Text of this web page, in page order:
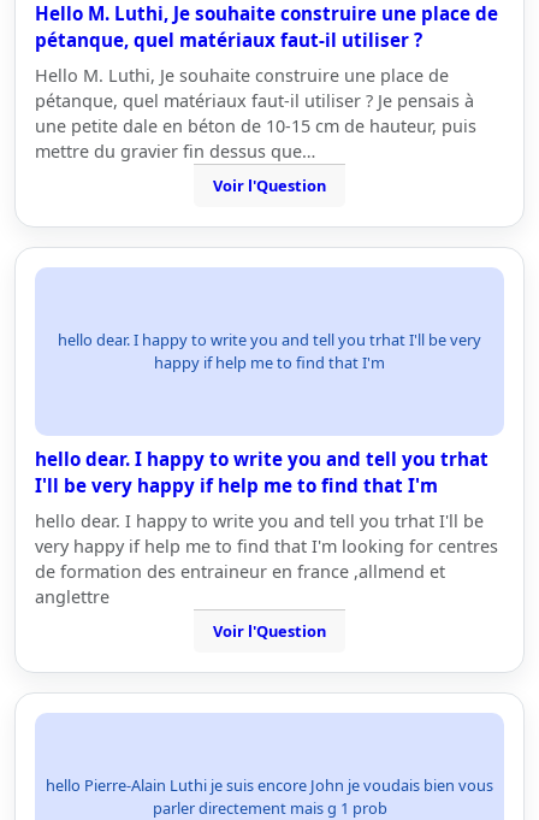
Hello M. Luthi, Je souhaite construire une place de
pétanque, quel matériaux faut-il utiliser ?
Hello M. Luthi, Je souhaite construire une place de
pétanque, quel matériaux faut-il utiliser ? Je pensais à
une petite dale en béton de 10-15 cm de hauteur, puis
mettre du gravier fin dessus que…
Voir l'Question
hello dear. I happy to write you and tell you trhat I'll be very
happy if help me to find that I'm
hello dear. I happy to write you and tell you trhat
I'll be very happy if help me to find that I'm
hello dear. I happy to write you and tell you trhat I'll be
very happy if help me to find that I'm looking for centres
de formation des entraineur en france ,allmend et
anglettre
Voir l'Question
hello Pierre-Alain Luthi je suis encore John je voudais bien vous
parler directement mais g 1 prob